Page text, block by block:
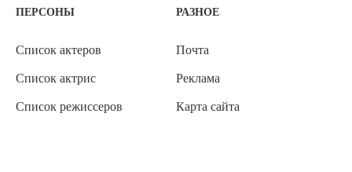
ПЕРСОНЫ
Список актеров
Список актрис
Список режиссеров
РАЗНОЕ
Почта
Реклама
Карта сайта